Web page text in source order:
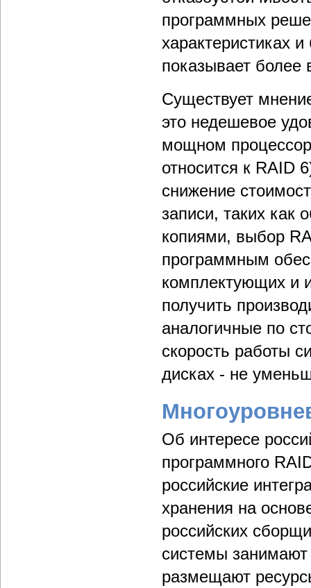
программных
характеристиках
показывает более
Существует
это недешевое
мощном
относится к RAID
снижение
записи, таких как
копиями, выбор
программным
комплектующих и
получить
аналогичные по
скорость работы
дисках - не
Об интересе
программного
российские
хранения на
российских
системы
размещают